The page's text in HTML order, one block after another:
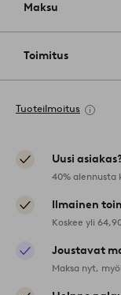
Maksu
Toimitus
Tuoteilmoitus
Uusi
40%
Ilmainen
Koskee yli
Joustavat
Maksa nyt,